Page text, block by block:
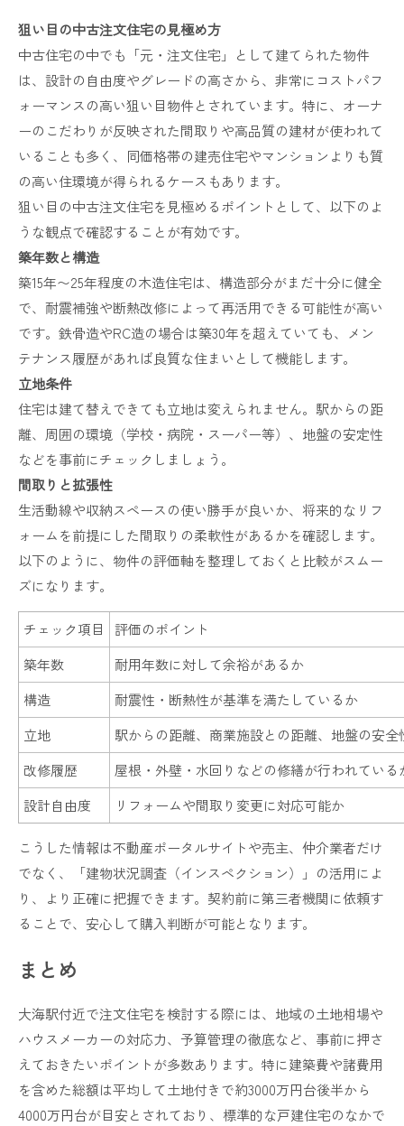
狙い目の中古注文住宅の見極め方
中古住宅の中でも「元・注文住宅」として建てられた物件
は、設計の自由度やグレードの高さから、非常にコストパフ
ォーマンスの高い狙い目物件とされています。特に、オーナ
ーのこだわりが反映された間取りや高品質の建材が使われて
いることも多く、同価格帯の建売住宅やマンションよりも質
の高い住環境が得られるケースもあります。
狙い目の中古注文住宅を見極めるポイントとして、以下のよ
うな観点で確認することが有効です。
築年数と構造
築15年〜25年程度の木造住宅は、構造部分がまだ十分に健全
で、耐震補強や断熱改修によって再活用できる可能性が高い
です。鉄骨造やRC造の場合は築30年を超えていても、メン
テナンス履歴があれば良質な住まいとして機能します。
立地条件
住宅は建て替えできても立地は変えられません。駅からの距
離、周囲の環境（学校・病院・スーパー等）、地盤の安定性
などを事前にチェックしましょう。
間取りと拡張性
生活動線や収納スペースの使い勝手が良いか、将来的なリフ
ォームを前提にした間取りの柔軟性があるかを確認します。
以下のように、物件の評価軸を整理しておくと比較がスムー
ズになります。
チェック項目
評価のポイント
築年数
耐用年数に対して余裕があるか
構造
耐震性・断熱性が基準を満たしているか
立地
駅からの距離、商業施設との距離、地盤の安全
改修履歴
屋根・外壁・水回りなどの修繕が行われている
設計自由度
リフォームや間取り変更に対応可能か
こうした情報は不動産ポータルサイトや売主、仲介業者だけ
でなく、「建物状況調査（インスペクション）」の活用によ
り、より正確に把握できます。契約前に第三者機関に依頼す
ることで、安心して購入判断が可能となります。
まとめ
大海駅付近で注文住宅を検討する際には、地域の土地相場や
ハウスメーカーの対応力、予算管理の徹底など、事前に押さ
えておきたいポイントが多数あります。特に建築費や諸費用
を含めた総額は平均して土地付きで約3000万円台後半から
4000万円台が目安とされており、標準的な戸建住宅のなかで